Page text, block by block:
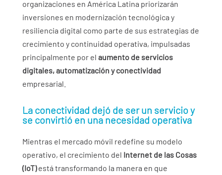
organizaciones en América Latina priorizarán
inversiones en modernización tecnológica y
resiliencia digital como parte de sus estrategias de
crecimiento y continuidad operativa, impulsadas
principalmente por el aumento de servicios
digitales, automatización y conectividad
empresarial.
La conectividad dejó de ser un servicio y
se convirtió en una necesidad operativa
Mientras el mercado móvil redefine su modelo
operativo, el crecimiento del Internet de las Cosas
(IoT)está transformando la manera en que